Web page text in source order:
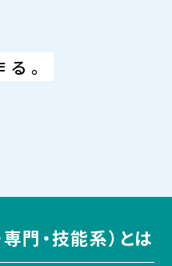
。
門・技能系）とは